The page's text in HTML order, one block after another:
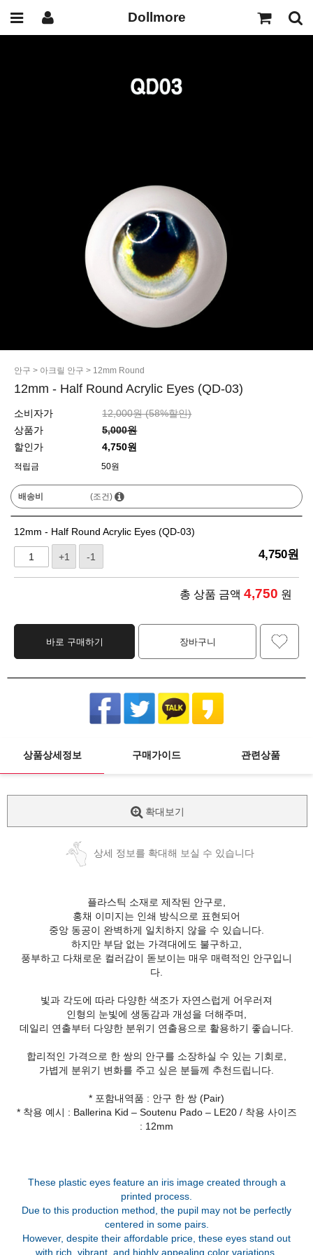
Dollmore
안구 > 아크릴 안구 > 12mm Round
12mm - Half Round Acrylic Eyes (QD-03)
소비자가 12,000원 (58%할인)
상품가
5,000원
할인가
4,750원
적립금 50원
배송비 (조건)
12mm - Half Round Acrylic Eyes (QD-03)
+1 -1 4,750원
총 상품 금액 4,750 원
바로 구매하기 장바구니
상품상세정보 구매가이드 관련상품
확대보기
상세 정보를 확대해 보실 수 있습니다
플라스틱 소재로 제작된 안구로,
홍채 이미지는 인쇄 방식으로 표현되어
중앙 동공이 완벽하게 일치하지 않을 수 있습니다.
하지만 부담 없는 가격대에도 불구하고,
풍부하고 다채로운 컬러감이 돋보이는 매우 매력적인 안구입니
다.
빛과 각도에 따라 다양한 색조가 자연스럽게 어우러져
인형의 눈빛에 생동감과 개성을 더해주며,
데일리 연출부터 다양한 분위기 연출용으로 활용하기 좋습니다.
합리적인 가격으로 한 쌍의 안구를 소장하실 수 있는 기회로,
가볍게 분위기 변화를 주고 싶은 분들께 추천드립니다.
* 포함내역품 : 안구 한 쌍 (Pair)
* 착용 예시 : Ballerina Kid – Soutenu Pado – LE20 / 착용 사이즈
: 12mm
These plastic eyes feature an iris image created through a
printed process.
Due to this production method, the pupil may not be perfectly
centered in some pairs.
However, despite their affordable price, these eyes stand out
with rich, vibrant, and highly appealing color variations.